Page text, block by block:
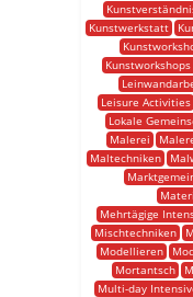
Kunstwerkstatt
Leisure Activities
Lokale
Malerei
Maltechniken
Mehrtägige
Mischtechniken
Modellieren
Mortantsch
Multi-day